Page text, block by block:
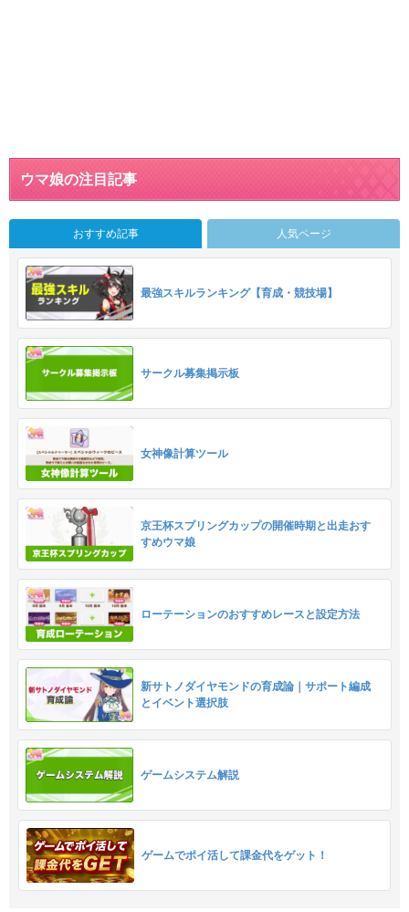
ウマ娘の注目記事
おすすめ記事 人気ページ
最強スキルランキング【育成・競技場】
サークル募集掲示板
女神像計算ツール
京王杯スプリングカップの開催時期と出走おす
すめウマ娘
ローテーションのおすすめレースと設定方法
新サトノダイヤモンドの育成論｜サポート編成
とイベント選択肢
ゲームシステム解説
ゲームでポイ活して課金代をゲット！